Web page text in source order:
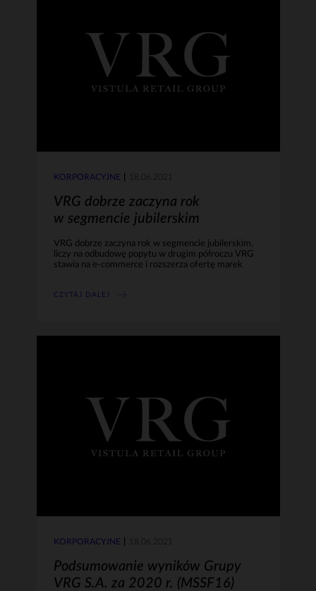
KORPORACYJNE 18.06.2021
VRG dobrze zaczyna rok
w segmencie jubilerskim
VRG dobrze zaczyna rok w segmencie jubilerskim,
liczy na odbudowę popytu w drugim półroczu VRG
stawia na e-commerce i rozszerza ofertę marek
CZYTAJ DALEJ
KORPORACYJNE 18.06.2021
Podsumowanie wyników Grupy
VRG S.A. za 2020 r. (MSSF16)